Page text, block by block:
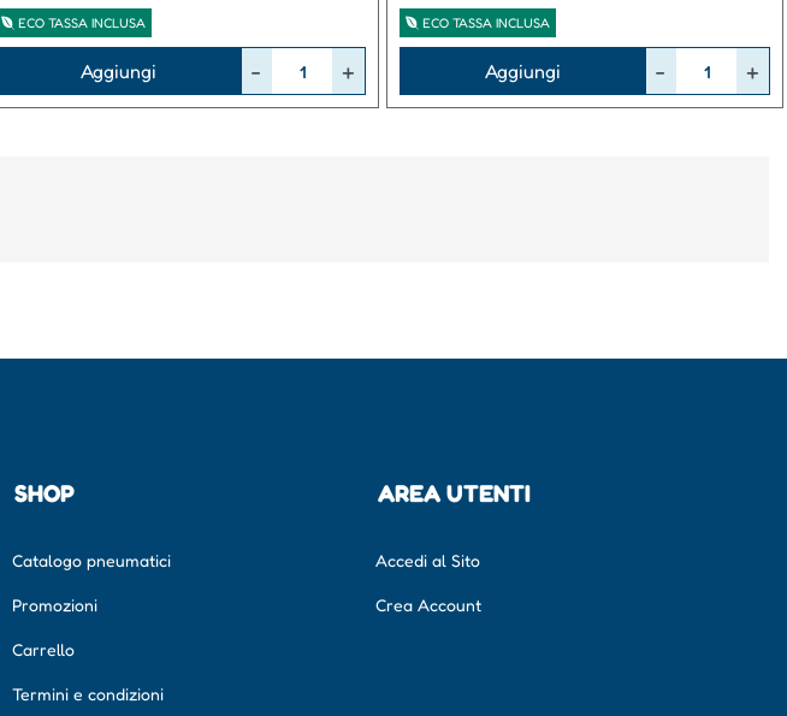
ECO TASSA INCLUSA
Aggiungi
ECO TASSA INCLUSA
Aggiungi
SHOP
Catalogo pneumatici
Promozioni
Carrello
Termini e condizioni
AREA UTENTI
Accedi al Sito
Crea Account